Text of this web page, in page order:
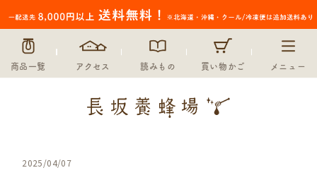
商品一覧 アクセス 読みもの 買い物かご メニュー
2025/04/07